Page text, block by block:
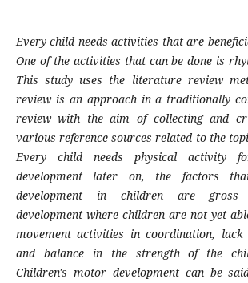
Every child needs activities that are
One of the activities that can be done is
This study uses the literature review
review is an approach in a traditionally
review with the aim of collecting and
various reference sources related to the
Every child needs physical activity
development later on, the factors
development in children are gross
development where children are not yet
movement activities in coordination,
and balance in the strength of the
Children's motor development can be